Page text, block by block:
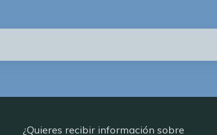
¿Quieres recibir información sobre